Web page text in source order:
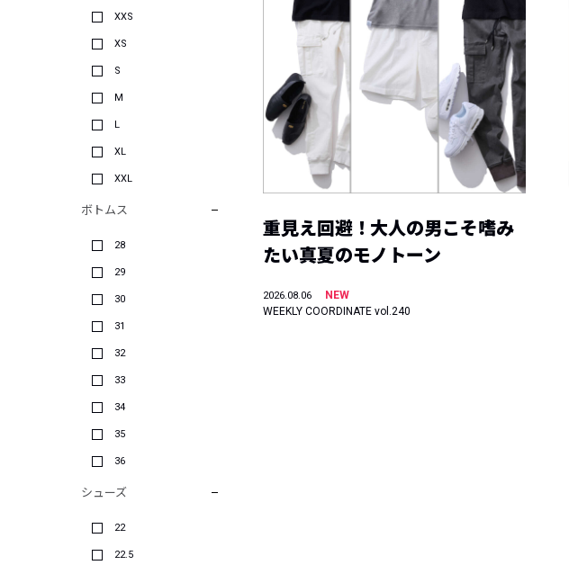
XXS
XS
S
M
L
XL
XXL
ボトムス
28
29
30
31
32
33
34
35
36
シューズ
22
22.5
重見え回避！大人の男こそ嗜み
たい真夏のモノトーン
2026.08.06
NEW
WEEKLY COORDINATE vol.240